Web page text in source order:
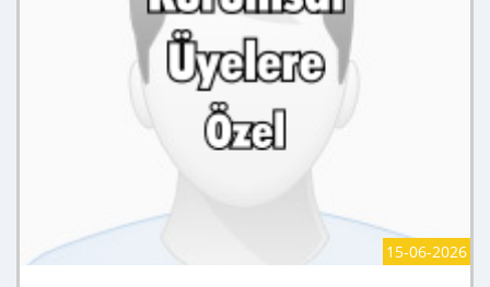
15-06-2026